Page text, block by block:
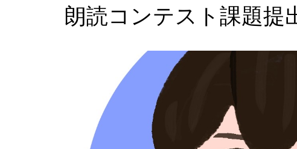
朗読コンテスト課題提